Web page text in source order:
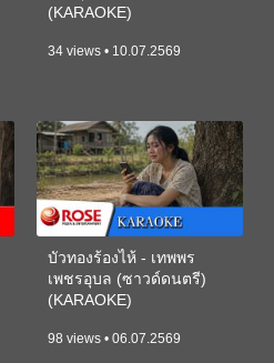
(KARAOKE)
34 views • 10.07.2569
บัวทองร้องไห้ - เทพพร
เพชรอุบล (ซาวด์ดนตรี)
(KARAOKE)
98 views • 06.07.2569